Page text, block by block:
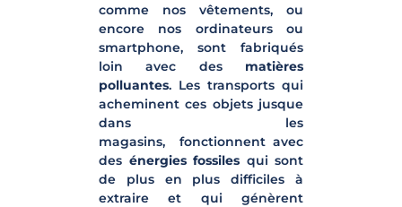
comme nos vêtements, ou
encore nos ordinateurs ou
smartphone, sont fabriqués
loin avec des matières
polluantes. Les transports qui
acheminent ces objets jusque
dans les
magasins, fonctionnent avec
des énergies fossiles qui sont
de plus en plus difficiles à
extraire et qui génèrent